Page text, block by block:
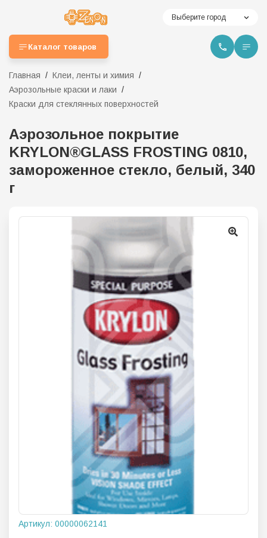
Выберите город
Каталог товаров
Главная
Клеи, ленты и химия
Аэрозольные краски и лаки
Краски для стеклянных поверхностей
Аэрозольное покрытие
KRYLON®GLASS FROSTING 0810,
замороженное стекло, белый, 340
г
Артикул: 00000062141